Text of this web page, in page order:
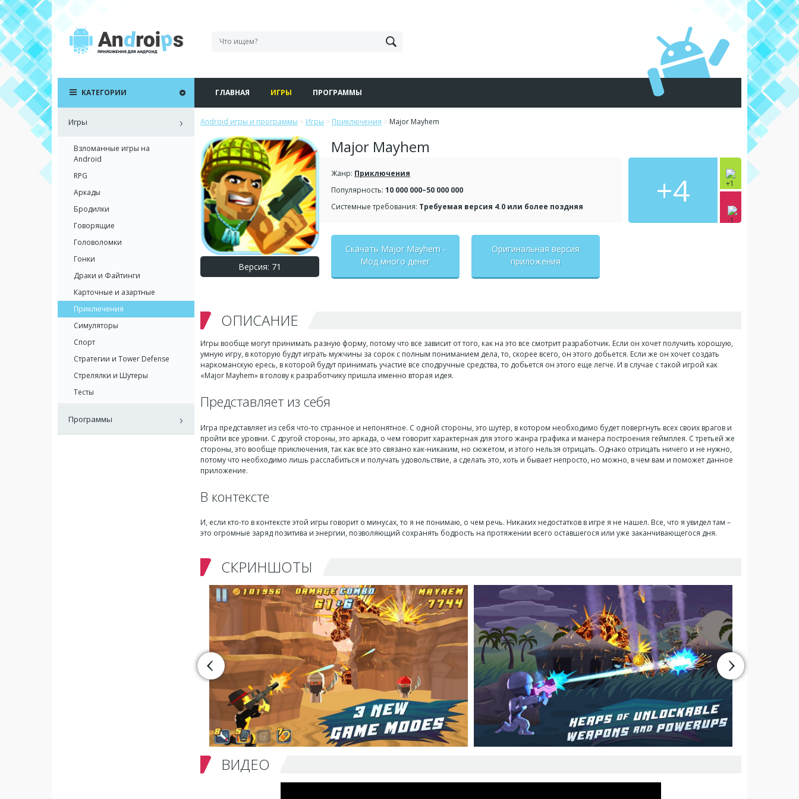
ГЛАВНАЯ ИГРЫ ПРОГРАММЫ
Android игры и программы > Игры > Приключения > Major Mayhem
Версия: 71
Major Mayhem
+4
Жанр: Приключения
Популярность: 10 000 000–50 000 000
Системные требования: Требуемая версия 4.0 или более поздняя
Скачать Major Mayhem -
Мод много денег
Оригинальная версия
приложения
ОПИСАНИЕ
Игры вообще могут принимать разную форму, потому что все зависит от того, как на это все смотрит разработчик. Если он хочет получить хорошую,
умную игру, в которую будут играть мужчины за сорок с полным пониманием дела, то, скорее всего, он этого добьется. Если же он хочет создать
наркоманскую ересь, в которой будут принимать участие все сподручные средства, то добьется он этого еще легче. И в случае с такой игрой как
«Major Mayhem» в голову к разработчику пришла именно вторая идея.
Представляет из себя
Игра представляет из себя что-то странное и непонятное. С одной стороны, это шутер, в котором необходимо будет повергнуть всех своих врагов и
пройти все уровни. С другой стороны, это аркада, о чем говорит характерная для этого жанра графика и манера построения геймплея. С третьей же
стороны, это вообще приключения, так как все это связано как-никаким, но сюжетом, и этого нельзя отрицать. Однако отрицать ничего и не нужно,
потому что необходимо лишь расслабиться и получать удовольствие, а сделать это, хоть и бывает непросто, но можно, в чем вам и поможет данное
приложение.
В контексте
И, если кто-то в контексте этой игры говорит о минусах, то я не понимаю, о чем речь. Никаких недостатков в игре я не нашел. Все, что я увидел там –
это огромные заряд позитива и энергии, позволяющий сохранять бодрость на протяжении всего оставшегося или уже заканчивающегося дня.
СКРИНШОТЫ
ВИДЕО
КАТЕГОРИИ
Игры
Взломанные игры на
Android
RPG
Аркады
Бродилки
Говорящие
Головоломки
Гонки
Драки и Файтинги
Карточные и азартные
Приключения
Симуляторы
Спорт
Стратегии и Tower Defense
Стрелялки и Шутеры
Тесты
Программы